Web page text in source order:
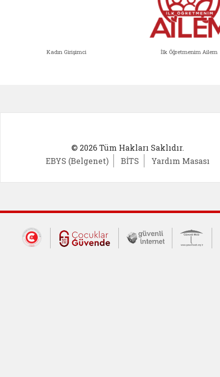
Kadın Girişimci İlk Öğretmenim Ailem
© 2026 Tüm Hakları Saklıdır.
EBYS (Belgenet)
BİTS Yardım Masası
Dış Bağlantılar
Cumhurbaşkanlığı İletişim Merkezi
Çocuklar Güvende (yeni
Güvenli